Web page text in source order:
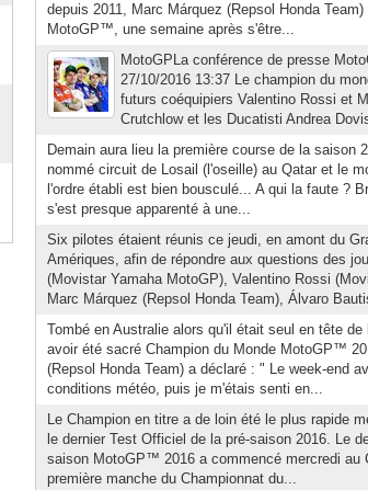
depuis 2011, Marc Márquez (Repsol Honda
MotoGP™, une semaine après s'être...
MotoGPLa conférence de presse
27/10/2016 13:37 Le champion du
futurs coéquipiers Valentino Rossi et
Crutchlow et les Ducatisti Andrea
Demain aura lieu la première course de la saison
nommé circuit de Losail (l'oseille) au Qatar et le
l'ordre établi est bien bousculé... A qui la faute ?
s'est presque apparenté à une...
Six pilotes étaient réunis ce jeudi, en amont du
Amériques, afin de répondre aux questions des
(Movistar Yamaha MotoGP), Valentino Rossi
Marc Márquez (Repsol Honda Team), Álvaro
Tombé en Australie alors qu'il était seul en tête
avoir été sacré Champion du Monde MotoGP™
(Repsol Honda Team) a déclaré : " Le week-end
conditions météo, puis je m'étais senti en...
Le Champion en titre a de loin été le plus rapide
le dernier Test Officiel de la pré-saison 2016. Le
saison MotoGP™ 2016 a commencé mercredi au
première manche du Championnat du...